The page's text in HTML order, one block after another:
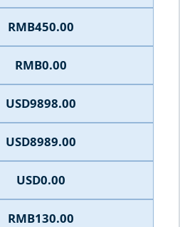
RMB450.00
RMB0.00
USD9898.00
USD8989.00
USD0.00
RMB130.00